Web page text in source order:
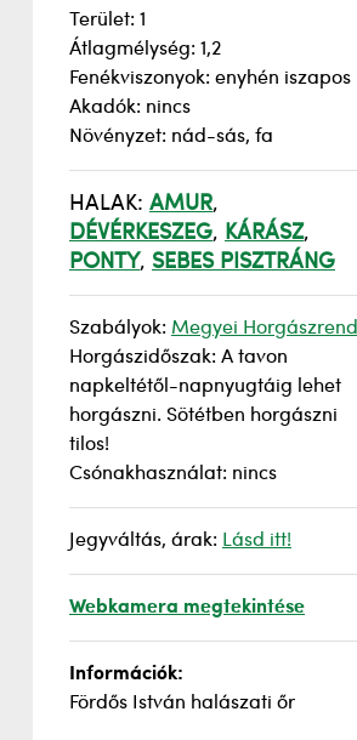
Terület: 1
Átlagmélység: 1,2
Fenékviszonyok: enyhén iszapos
Akadók: nincs
Növényzet: nád-sás, fa
HALAK: AMUR,
DÉVÉRKESZEG, KÁRÁSZ,
PONTY, SEBES PISZTRÁNG
Szabályok: Megyei Horgászrend
Horgászidőszak: A tavon
napkeltétől-napnyugtáig lehet
horgászni. Sötétben horgászni
tilos!
Csónakhasználat: nincs
Jegyváltás, árak: Lásd itt!
Webkamera megtekintése
Információk:
Fördős István halászati őr